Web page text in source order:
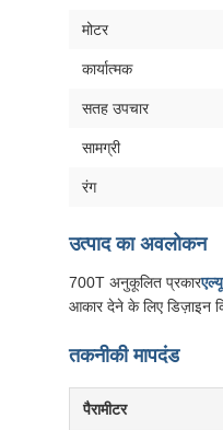
मोटर
कार्यात्मक
सतह उपचार
सामग्री
रंग
उत्पाद का अवलोकन
700T अनुकूलित प्रकार
आकार देने के लिए डिज़ाइन
तकनीकी मापदंड
पैरामीटर